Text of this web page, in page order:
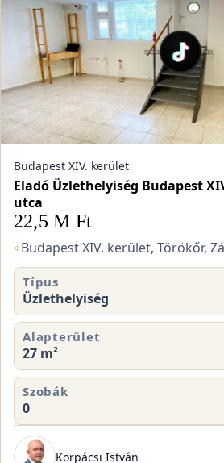
Budapest XIV. kerület
Eladó Üzlethelyiség Budapest
utca
22,5 M Ft
⌖Budapest XIV. kerület, Törökőr,
Típus
Üzlethelyiség
Alapterület
27 m²
Szobák
0
Korpácsi István